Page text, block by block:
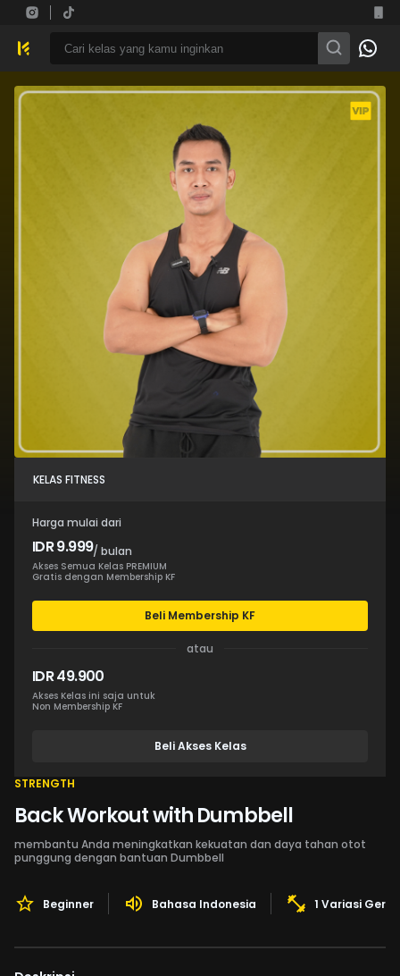
KELAS FITNESS
Harga mulai dari
IDR 9.999/ bulan
Akses Semua Kelas PREMIUM
Gratis dengan Membership KF
Beli Membership KF
atau
IDR 49.900
Akses Kelas ini saja untuk
Non Membership KF
Beli Akses Kelas
STRENGTH
Back Workout with Dumbbell
membantu Anda meningkatkan kekuatan dan daya tahan otot
punggung dengan bantuan Dumbbell
Beginner Bahasa Indonesia 1 Variasi